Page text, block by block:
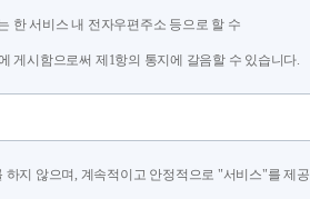
한 서비스 내 전자우편주소 등으로 할 수
게시함으로써 제1항의 통지에 갈음할 수 있습니다.
지 않으며, 계속적이고 안정적으로 "서비스"를 제공